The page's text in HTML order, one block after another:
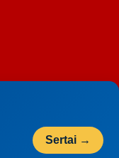
Sertai →